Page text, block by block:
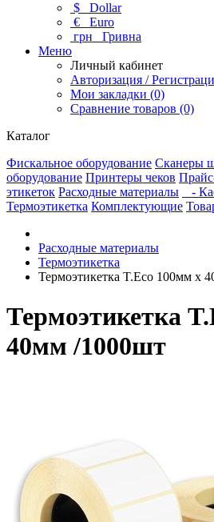
$ Dollar
€ Euro
грн Гривна
Меню
Личный кабинет
Авторизация /
Мои закладки (0)
Сравнение товаров (0)
Каталог
Фискальное оборудование Сканеры
оборудование Принтеры чеков
этикеток Расходные материалы -
Термоэтикетка Комплектующие
Расходные материалы
Термоэтикетка
Термоэтикетка T.Eco 100мм х
Термоэтикетка
40мм /1000шт